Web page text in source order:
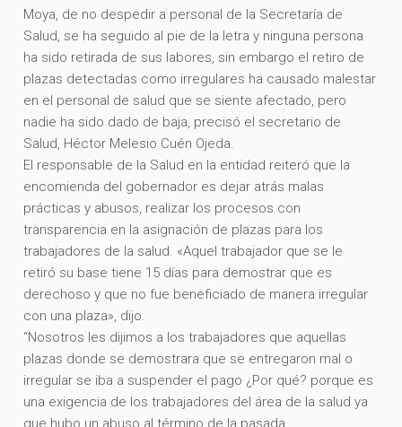
Moya, de no despedir a personal de la Secretaría de
Salud, se ha seguido al pie de la letra y ninguna persona
ha sido retirada de sus labores, sin embargo el retiro de
plazas detectadas como irregulares ha causado malestar
en el personal de salud que se siente afectado, pero
nadie ha sido dado de baja, precisó el secretario de
Salud, Héctor Melesio Cuén Ojeda.
El responsable de la Salud en la entidad reiteró que la
encomienda del gobernador es dejar atrás malas
prácticas y abusos, realizar los procesos con
transparencia en la asignación de plazas para los
trabajadores de la salud. «Aquel trabajador que se le
retiró su base tiene 15 días para demostrar que es
derechoso y que no fue beneficiado de manera irregular
con una plaza», dijo.
“Nosotros les dijimos a los trabajadores que aquellas
plazas donde se demostrara que se entregaron mal o
irregular se iba a suspender el pago ¿Por qué? porque es
una exigencia de los trabajadores del área de la salud ya
que hubo un abuso al término de la pasada